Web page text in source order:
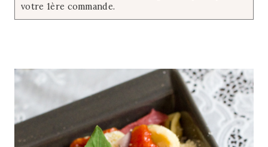
votre 1ère commande.